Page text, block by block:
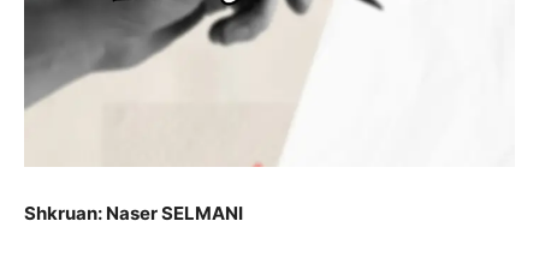
Shkruan: Naser SELMANI